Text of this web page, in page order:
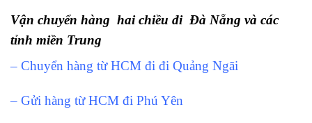
Vận chuyển hàng hai chiều đi Đà Nẵng và các
tỉnh miền Trung
– Chuyển hàng từ HCM đi đi Quảng Ngãi
– Gửi hàng từ HCM đi Phú Yên